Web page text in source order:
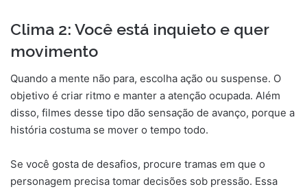
Clima 2: Você está inquieto e quer
movimento
Quando a mente não para, escolha ação ou suspense. O
objetivo é criar ritmo e manter a atenção ocupada. Além
disso, filmes desse tipo dão sensação de avanço, porque a
história costuma se mover o tempo todo.
Se você gosta de desafios, procure tramas em que o
personagem precisa tomar decisões sob pressão. Essa